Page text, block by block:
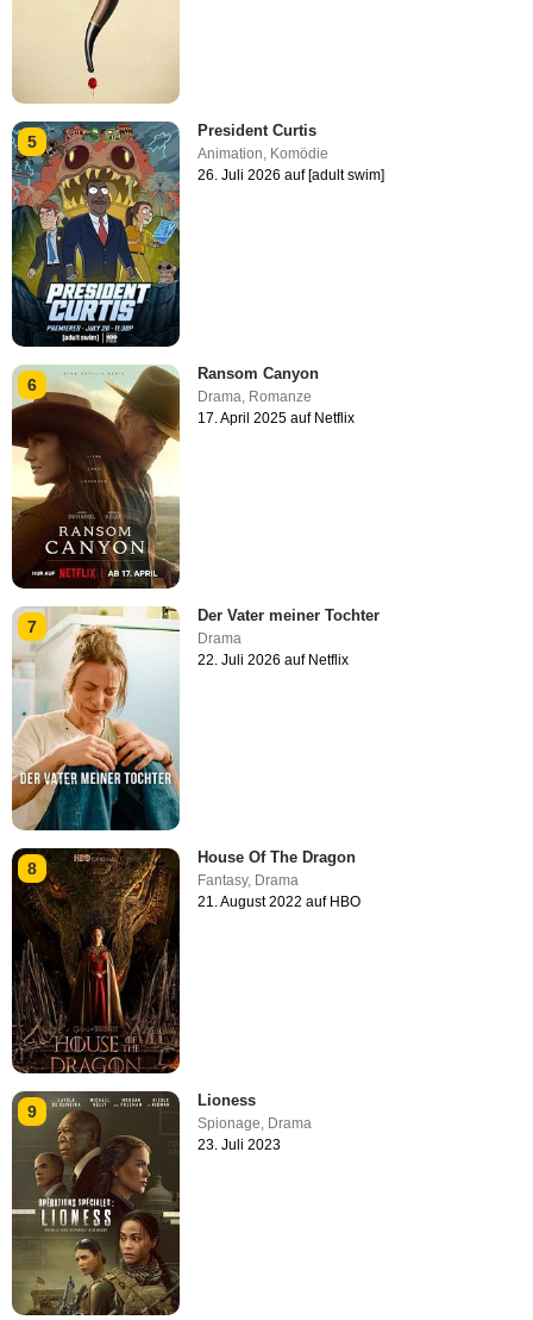
5
President Curtis
Animation, Komödie
26. Juli 2026 auf [adult swim]
6
Ransom Canyon
Drama Romanze
17. April 2025 auf Netflix
7
Der Vater meiner Tochter
Drama
22. Juli 2026 auf Netflix
8
House Of The Dragon
Fantasy, Drama
21. August 2022 auf HBO
9
Lioness
Spionage Drama
23. Juli 2023